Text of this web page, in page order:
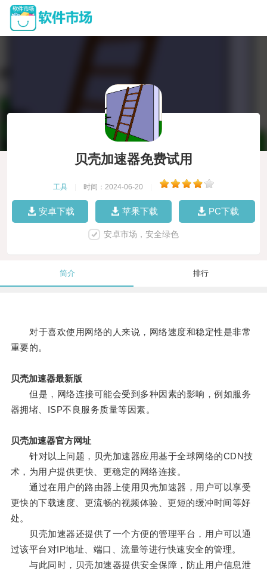
贝壳加速器免费试用
工具 时间：2024-06-20
安卓下载 苹果下载 PC下载
安卓市场，安全绿色
简介 排行
对于喜欢使用网络的人来说，网络速度和稳定性是非常
重要的。
贝壳加速器最新版
但是，网络连接可能会受到多种因素的影响，例如服务
器拥堵、ISP不良服务质量等因素。
贝壳加速器官方网址
针对以上问题，贝壳加速器应用基于全球网络的CDN技
术，为用户提供更快、更稳定的网络连接。
通过在用户的路由器上使用贝壳加速器，用户可以享受
更快的下载速度、更流畅的视频体验、更短的缓冲时间等好
处。
贝壳加速器还提供了一个方便的管理平台，用户可以通
过该平台对IP地址、端口、流量等进行快速安全的管理。
与此同时，贝壳加速器提供安全保障，防止用户信息泄